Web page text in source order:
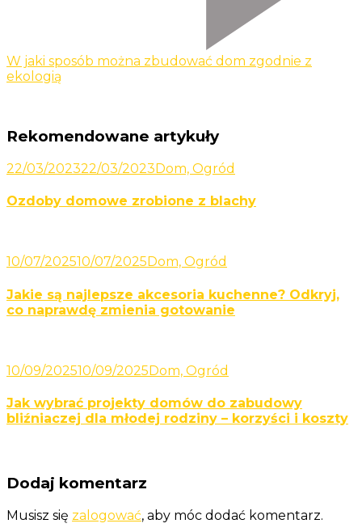
W jaki sposób można zbudować dom zgodnie z
ekologią
Rekomendowane artykuły
22/03/202322/03/2023Dom, Ogród
Ozdoby domowe zrobione z blachy
10/07/202510/07/2025 Dom, Ogród
Jakie są najlepsze akcesoria kuchenne? Odkryj,
co naprawdę zmienia gotowanie
10/09/202510/09/2025Dom, Ogród
Jak wybrać projekty domów do zabudowy
bliźniaczej dla młodej rodziny – korzyści i koszty
Dodaj komentarz
Musisz się zalogować, aby móc dodać komentarz.